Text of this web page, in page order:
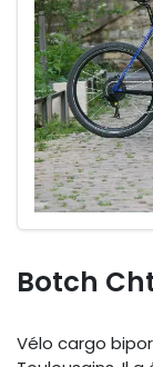
Botch
Vélo cargo